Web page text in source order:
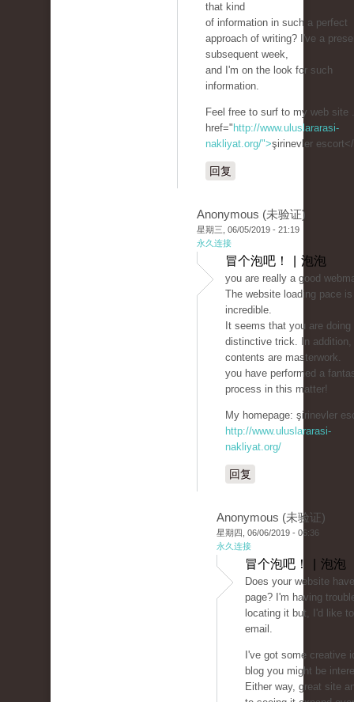
that kind
of information in such a perfect
approach of writing? I've a
subsequent week,
and I'm on the look for such
information.
Feel free to surf to my web site
href=" http://www.uluslararasi-
nakliyat.org/">şirinevler
回复
Anonymous (未验证)
星期三, 06/05/2019 - 21:19
永久连接
冒个泡吧！ | 泡泡
you are really a good
The website loading pace is
incredible.
It seems that you are doing
distinctive trick. In addition,
contents are masterwork.
you have performed a
process in this matter!
My homepage: şirinevler
http://www.uluslararasi-
nakliyat.org/
回复
Anonymous (未验证)
星期四, 06/06/2019 - 06:36
永久连接
冒个泡吧！ | 泡泡
Does your website
page? I'm having
locating it but, I'd like
email.
I've got some creative
blog you might be
Either way, great site